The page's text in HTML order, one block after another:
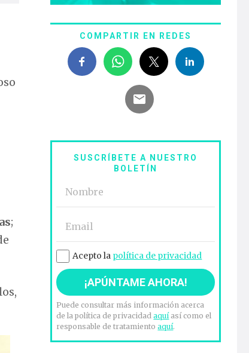
;
COMPARTIR EN REDES
SUSCRÍBETE A NUESTRO
BOLETÍN
Acepto la política de privacidad
Puede consultar más información acerca
de la política de privacidadaquíasí como el
responsable de tratamientoaquí.